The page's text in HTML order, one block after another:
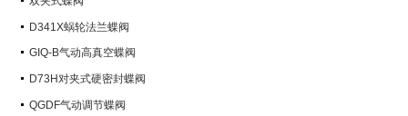
D341X蜗轮法兰蝶阀
GIQ-B气动高真空蝶阀
D73H对夹式硬密封蝶阀
QGDF气动调节蝶阀